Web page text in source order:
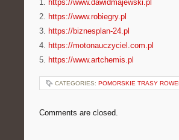
1. https://www.dawidmajewski.pl
2. https://www.robiegry.pl
3. https://biznesplan-24.pl
4. https://motonauczyciel.com.pl
5. https://www.artchemis.pl
CATEGORIES: POMORSKIE TRASY
Comments are closed.